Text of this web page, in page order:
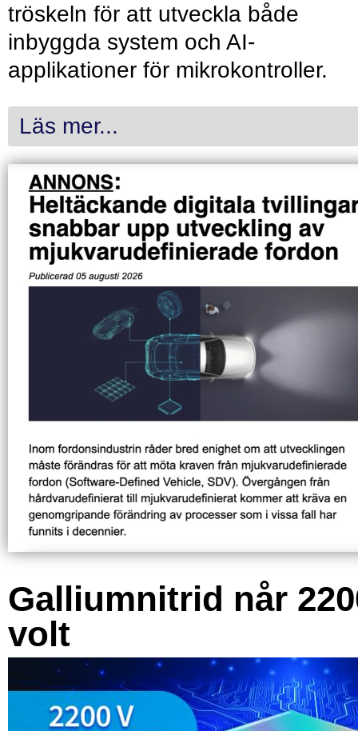
tröskeln för att utveckla både
inbyggda system och AI-
applikationer för mikrokontroller.
Läs mer...
Galliumnitrid når
volt